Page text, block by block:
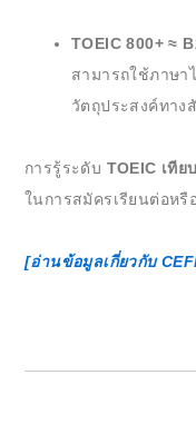
TOEIC 800+ ≈
สามารถใช้ภาษา
วัตถุประสงค์ทาง
การรู้ระดับ TOEIC เทีย
ในการสมัครเรียนต่อห
[อ่านข้อมูลเกี่ยวกับ